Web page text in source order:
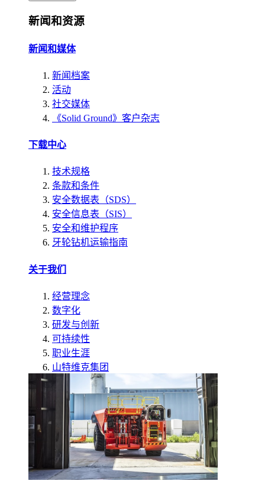
新闻和资源
新闻和媒体
新闻档案
活动
社交媒体
《Solid Ground》客户杂志
下载中心
技术规格
条款和条件
安全数据表（SDS）
安全信息表（SIS）
安全和维护程序
牙轮钻机运输指南
关于我们
经营理念
数字化
研发与创新
可持续性
职业生涯
山特维克集团